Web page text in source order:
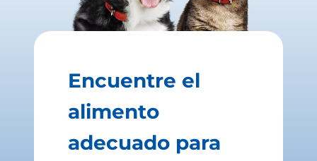
Encuentre el
alimento
adecuado para